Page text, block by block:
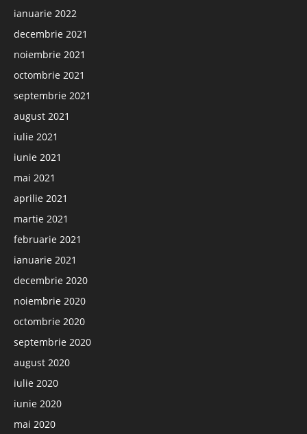
ianuarie 2022
decembrie 2021
noiembrie 2021
octombrie 2021
septembrie 2021
august 2021
iulie 2021
iunie 2021
mai 2021
aprilie 2021
martie 2021
februarie 2021
ianuarie 2021
decembrie 2020
noiembrie 2020
octombrie 2020
septembrie 2020
august 2020
iulie 2020
iunie 2020
mai 2020